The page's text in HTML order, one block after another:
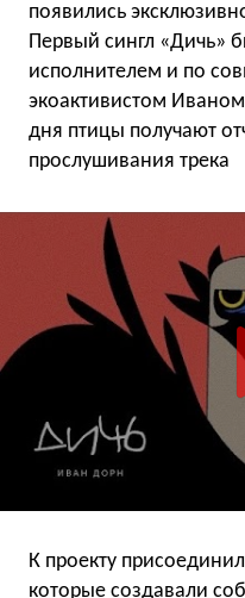
появились
Первый сингл «Дичь»
исполнителем и по
экоактивистом
дня птицы получают
прослушивания трека
К проекту
которые создавали